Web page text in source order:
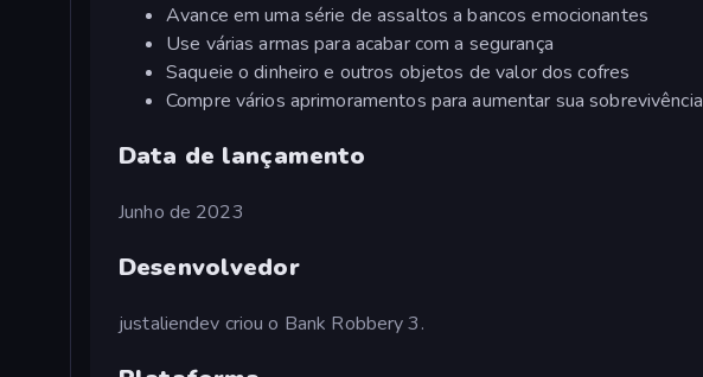
Avance em uma série de assaltos a bancos emocionantes
Use várias armas para acabar com a segurança
Saqueie o dinheiro e outros objetos de valor dos cofres
Compre vários aprimoramentos para aumentar sua sobrevivência
Data de lançamento
Junho de 2023
Desenvolvedor
justaliendev criou o Bank Robbery 3.